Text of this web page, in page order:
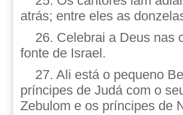
atrás; entre eles as
26. Celebrai a Deus nas
fonte de Israel.
27. Ali está o pequeno
príncipes de Judá com o
Zebulom e os príncipes de